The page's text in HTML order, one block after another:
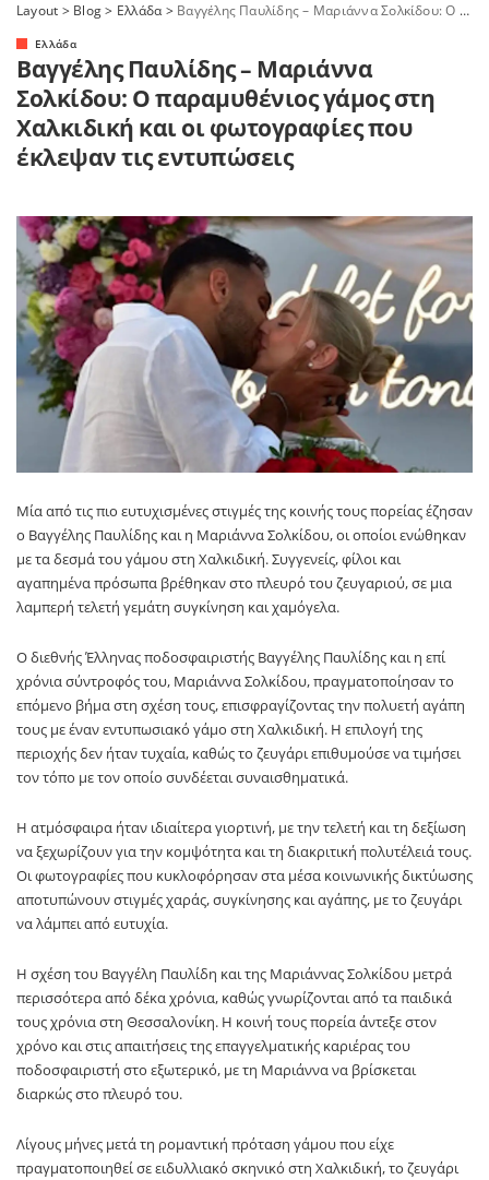
Layout > Blog> Ελλάδα> Βαγγέλης Παυλίδης – Μαριάννα Σολκίδου: Ο παραμυθένιος γάμος στη Χαλκιδική και οι φωτογραφίες που έκλεψαν τις εντυπώσεις
Ελλάδα
Βαγγέλης Παυλίδης – Μαριάννα
Σολκίδου: Ο παραμυθένιος γάμος στη
Χαλκιδική και οι φωτογραφίες που
έκλεψαν τις εντυπώσεις
Μία από τις πιο ευτυχισμένες στιγμές της κοινής τους πορείας έζησαν
ο Βαγγέλης Παυλίδης και η Μαριάννα Σολκίδου, οι οποίοι ενώθηκαν
με τα δεσμά του γάμου στη Χαλκιδική. Συγγενείς, φίλοι και
αγαπημένα πρόσωπα βρέθηκαν στο πλευρό του ζευγαριού, σε μια
λαμπερή τελετή γεμάτη συγκίνηση και χαμόγελα.
Ο διεθνής Έλληνας ποδοσφαιριστής Βαγγέλης Παυλίδης και η επί
χρόνια σύντροφός του, Μαριάννα Σολκίδου, πραγματοποίησαν το
επόμενο βήμα στη σχέση τους, επισφραγίζοντας την πολυετή αγάπη
τους με έναν εντυπωσιακό γάμο στη Χαλκιδική. Η επιλογή της
περιοχής δεν ήταν τυχαία, καθώς το ζευγάρι επιθυμούσε να τιμήσει
τον τόπο με τον οποίο συνδέεται συναισθηματικά.
Η ατμόσφαιρα ήταν ιδιαίτερα γιορτινή, με την τελετή και τη δεξίωση
να ξεχωρίζουν για την κομψότητα και τη διακριτική πολυτέλειά τους.
Οι φωτογραφίες που κυκλοφόρησαν στα μέσα κοινωνικής δικτύωσης
αποτυπώνουν στιγμές χαράς, συγκίνησης και αγάπης, με το ζευγάρι
να λάμπει από ευτυχία.
Η σχέση του Βαγγέλη Παυλίδη και της Μαριάννας Σολκίδου μετρά
περισσότερα από δέκα χρόνια, καθώς γνωρίζονται από τα παιδικά
τους χρόνια στη Θεσσαλονίκη. Η κοινή τους πορεία άντεξε στον
χρόνο και στις απαιτήσεις της επαγγελματικής καριέρας του
ποδοσφαιριστή στο εξωτερικό, με τη Μαριάννα να βρίσκεται
διαρκώς στο πλευρό του.
Λίγους μήνες μετά τη ρομαντική πρόταση γάμου που είχε
πραγματοποιηθεί σε ειδυλλιακό σκηνικό στη Χαλκιδική, το ζευγάρι